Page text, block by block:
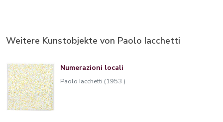
Weitere Kunstobjekte von Paolo Iacchetti
Numerazioni locali
Paolo Iacchetti (1953 )